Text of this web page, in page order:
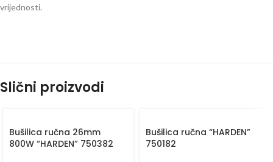
vrijednosti.
Slični proizvodi
Bušilica ručna 26mm
800W “HARDEN” 750382
Bušilica ručna “HARDEN”
750182